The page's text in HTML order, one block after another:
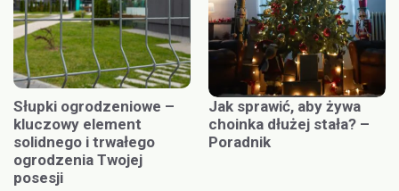
Słupki ogrodzeniowe –
kluczowy element
solidnego i trwałego
ogrodzenia Twojej
posesji
Jak sprawić, aby żywa
choinka dłużej stała? –
Poradnik